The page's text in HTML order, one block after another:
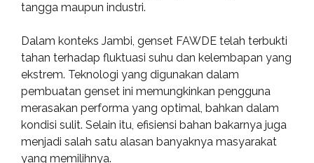
tangga maupun industri.
Dalam konteks Jambi, genset FAWDE telah terbukti
tahan terhadap fluktuasi suhu dan kelembapan yang
ekstrem. Teknologi yang digunakan dalam
pembuatan genset ini memungkinkan pengguna
merasakan performa yang optimal, bahkan dalam
kondisi sulit. Selain itu, efisiensi bahan bakarnya juga
menjadi salah satu alasan banyaknya masyarakat
yang memilihnya.